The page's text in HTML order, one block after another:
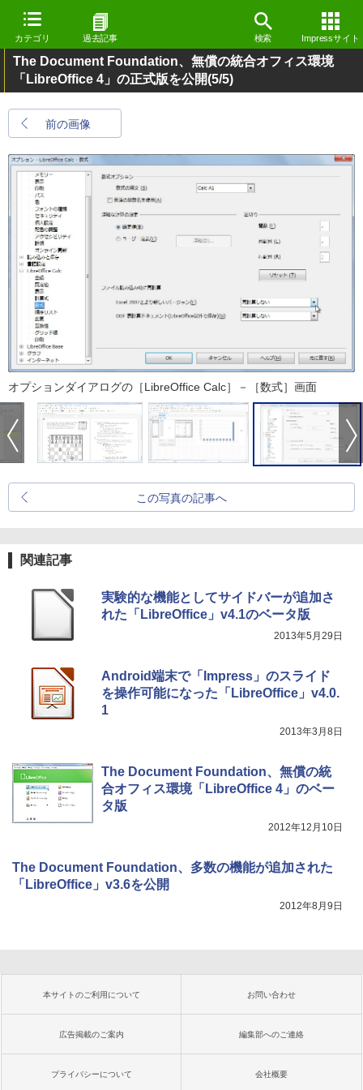
カテゴリ 過去記事 検索 Impressサイト
The Document Foundation、無償の統合オフィス環境
「LibreOffice 4」の正式版を公開(5/5)
前の画像
オプションダイアログの［LibreOffice Calc］－［数式］画面
この写真の記事へ
関連記事
実験的な機能としてサイドバーが追加さ
れた「LibreOffice」v4.1のベータ版
2013年5月29日
Android端末で「Impress」のスライド
を操作可能になった「LibreOffice」v4.0.
1
2013年3月8日
The Document Foundation、無償の統
合オフィス環境「LibreOffice 4」のベー
タ版
2012年12月10日
The Document Foundation、多数の機能が追加された
「LibreOffice」v3.6を公開
2012年8月9日
本サイトのご利用について お問い合わせ
広告掲載のご案内 編集部へのご連絡
プライバシーについて 会社概要